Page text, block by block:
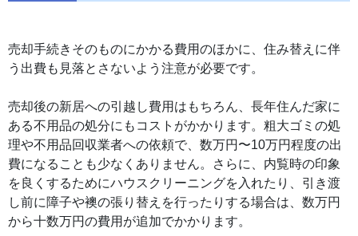
売却手続きそのものにかかる費用のほかに、住み替えに伴
う出費も見落とさないよう注意が必要です。
売却後の新居への引越し費用はもちろん、長年住んだ家に
ある不用品の処分にもコストがかかります。粗大ゴミの処
理や不用品回収業者への依頼で、数万円〜10万円程度の出
費になることも少なくありません。さらに、内覧時の印象
を良くするためにハウスクリーニングを入れたり、引き渡
し前に障子や襖の張り替えを行ったりする場合は、数万円
から十数万円の費用が追加でかかります。